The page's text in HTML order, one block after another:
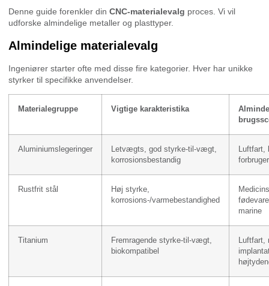
Denne guide forenkler din CNC-materialevalg proces. Vi vil
udforske almindelige metaller og plasttyper.
Almindelige materialevalg
Ingeniører starter ofte med disse fire kategorier. Hver har unikke
styrker til specifikke anvendelser.
Materialegruppe Vigtige karakteristika
Aluminiumslegeringer
Letvægts, god styrke-til-vægt,
korrosionsbestandig
Luftfart,
Rustfrit stål
Høj styrke,
korrosions-/varmebestandighed
marine
Titanium
Fremragende styrke-til-vægt,
biokompatibel
Luftfart,